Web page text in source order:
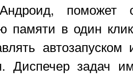
Андроид, поможет
памяти в один
Диспечер задач